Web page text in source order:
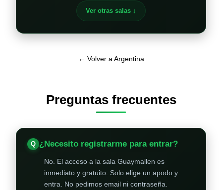
Ver otras salas ↓
← Volver a Argentina
Preguntas frecuentes
¿Necesito registrarme para entrar?
No. El acceso a la sala Guaymallen es
inmediato y gratuito. Solo elige un apodo y
entra. No pedimos email ni contraseña.